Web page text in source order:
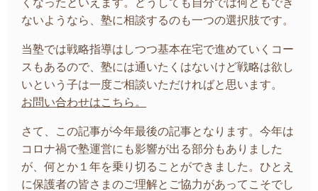
くなったといえます。どうしても自分では何ともでき
ないようなら、塾に相談するのも一つの選択肢です。
当塾では戦略指導はしつつ基本在宅で進めていくコー
スもあるので、塾には通いたくはないけど戦略は欲し
いという子は一度ご相談いただければと思います。
お問い合わせはこちら。
さて、この記事が今年最後の記事となります。今年は
コロナ禍で塾運営にも影響が出る部分もありました
が、何とか１年を乗り切ることができました。ひとえ
に保護者の皆さまのご理解とご協力があってこそでし